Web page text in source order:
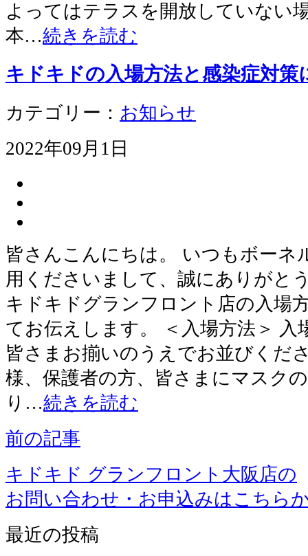
よってはテラスを開放していない
本…続きを読む
キドキドの入場方法と感染症対策
カテゴリー： お知らせ
2022年09月1日
皆さんこんにちは。 いつもボーネ
用くださいまして、誠にありがと
キドキドグランフロント店の入場
てお伝えします。 ＜入場方法＞ 入
皆さまお揃いのうえでお並びくだ
様、保護者の方、皆さまにマスク
り…続きを読む
前の記事
キドキド グランフロント大阪店の
お問い合わせ・お申込みはこちら
最近の投稿